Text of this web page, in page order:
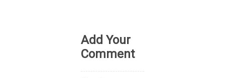
Add Your
Comment